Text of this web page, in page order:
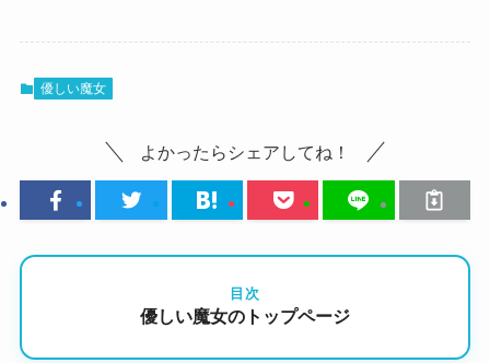
優しい魔女
よかったらシェアしてね！
目次
優しい魔女のトップページ